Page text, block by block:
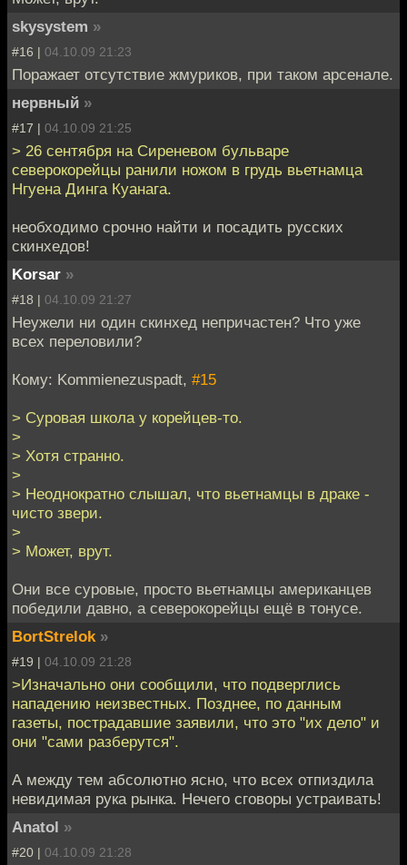
skysystem »
#16 | 04.10.09 21:23
Поражает отсутствие жмуриков, при таком арсенале.
нервный »
#17 | 04.10.09 21:25
> 26 сентября на Сиреневом бульваре
северокорейцы ранили ножом в грудь вьетнамца
Нгуена Динга Куанага.
необходимо срочно найти и посадить русских
скинхедов!
Korsar »
#18 | 04.10.09 21:27
Неужели ни один скинхед непричастен? Что уже
всех переловили?
Кому: Kommienezuspadt, #15
> Суровая школа у корейцев-то.
>
> Хотя странно.
>
> Неоднократно слышал, что вьетнамцы в драке -
чисто звери.
>
> Может, врут.
Они все суровые, просто вьетнамцы американцев
победили давно, а северокорейцы ещё в тонусе.
BortStrelok »
#19 | 04.10.09 21:28
>Изначально они сообщили, что подверглись
нападению неизвестных. Позднее, по данным
газеты, пострадавшие заявили, что это "их дело" и
они "сами разберутся".
А между тем абсолютно ясно, что всех отпиздила
невидимая рука рынка. Нечего сговоры устраивать!
Anatol »
#20 | 04.10.09 21:28